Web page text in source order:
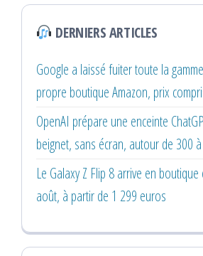
DERNIERS ARTICLES
Google a laissé fuiter toute la
propre boutique Amazon, prix
OpenAI prépare une enceinte
beignet, sans écran, autour de 300
Le Galaxy Z Flip 8 arrive en
août, à partir de 1 299 euros